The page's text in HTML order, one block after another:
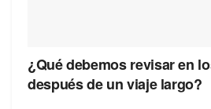
¿Qué debemos revisar en
después de un viaje largo?